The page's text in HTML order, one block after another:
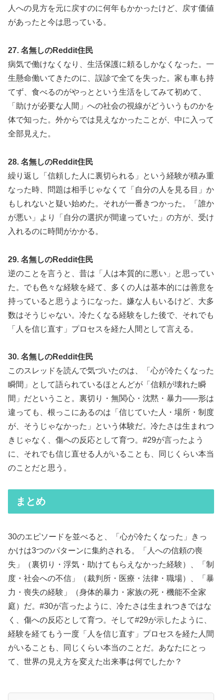
人への見方を元に戻すのに何年もかかったけど、戻す価値
があったと今は思っている。
27. 名無しのReddit住民
病気で働けなくなり、生活保護に頼るしかなくなった。一
生懸命働いてきたのに、誤診で全てを失った。家も車も持
てず、食べるのがやっとという生活をしてみて初めて、
「助けが必要な人間」への社会の視線がどういうものかを
体で知った。外からでは見えなかったことが、中に入って
全部見えた。
28. 名無しのReddit住民
繰り返し「信頼した人に裏切られる」という経験が積み重
なった時、問題は相手じゃなくて「自分の人を見る目」か
もしれないと疑い始めた。それが一番きつかった。「誰か
が悪い」より「自分の選択が間違っていた」の方が、受け
入れるのに時間がかかる。
29. 名無しのReddit住民
逆のことを言うと、昔は「人は本質的に悪い」と思ってい
た。でも色々な経験を経て、多くの人は基本的には善意を
持っていると思うようになった。嫌な人もいるけど、大多
数はそうじゃない。冷たくなる経験をした後で、それでも
「人を信じ直す」プロセスを経た人間として言える。
30. 名無しのReddit住民
このスレッドを読んで気づいたのは、「心が冷たくなった
瞬間」として語られているほとんどが「信頼が壊れた瞬
間」だということ。裏切り・無関心・沈黙・暴力——形は
違っても、根っこにあるのは「信じていた人・場所・制度
が、そうじゃなかった」という体験だ。冷たさは生まれつ
きじゃなく、傷への反応として育つ。#29が言ったよう
に、それでも信じ直せる人がいることも、同じくらい本当
のことだと思う。
まとめ
30のエピソードを並べると、「心が冷たくなった」きっ
かけは3つのパターンに集約される。「人への信頼の喪
失」（裏切り・浮気・助けてもらえなかった経験）、「制
度・社会への不信」（裁判所・医療・法律・職場）、「暴
力・喪失の経験」（身体的暴力・家族の死・機能不全家
庭）だ。#30が言ったように、冷たさは生まれつきではな
く、傷への反応として育つ。そして#29が示したように、
経験を経てもう一度「人を信じ直す」プロセスを経た人間
がいることも、同じくらい本当のことだ。あなたにとっ
て、世界の見え方を変えた出来事は何でしたか？